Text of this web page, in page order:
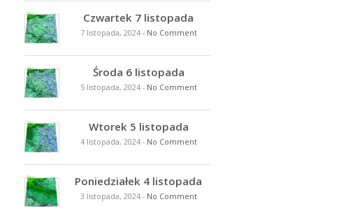
Czwartek 7 listopada
7 listopada, 2024- No Comment
Środa 6 listopada
5 listopada, 2024- No Comment
Wtorek 5 listopada
4 listopada, 2024- No Comment
Poniedziałek 4 listopada
3 listopada, 2024- No Comment